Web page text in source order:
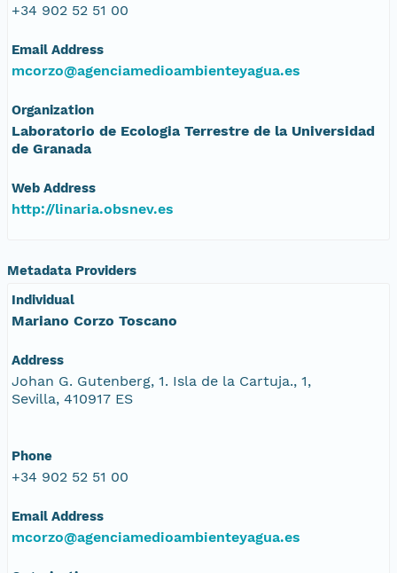
+34 902 52 51 00
Email Address
mcorzo@agenciamedioambienteyagua.es
Organization
Laboratorio de Ecologia Terrestre de la Universidad
de Granada
Web Address
http://linaria.obsnev.es
Metadata Providers
Individual
Mariano Corzo Toscano
Address
Johan G. Gutenberg, 1. Isla de la Cartuja., 1,
Sevilla, 410917 ES
Phone
+34 902 52 51 00
Email Address
mcorzo@agenciamedioambienteyagua.es